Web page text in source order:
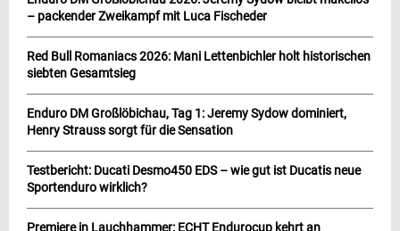
– packender Zweikampf mit Luca Fischeder
Red Bull Romaniacs 2026: Mani Lettenbichler holt historischen
siebten Gesamtsieg
Enduro DM Großlöbichau, Tag 1: Jeremy Sydow dominiert,
Henry Strauss sorgt für die Sensation
Testbericht: Ducati Desmo450 EDS – wie gut ist Ducatis neue
Sportenduro wirklich?
Premiere in Lauchhammer: ECHT Endurocup kehrt an